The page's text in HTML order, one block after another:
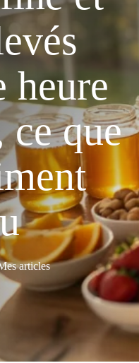
heure
ce que
articles